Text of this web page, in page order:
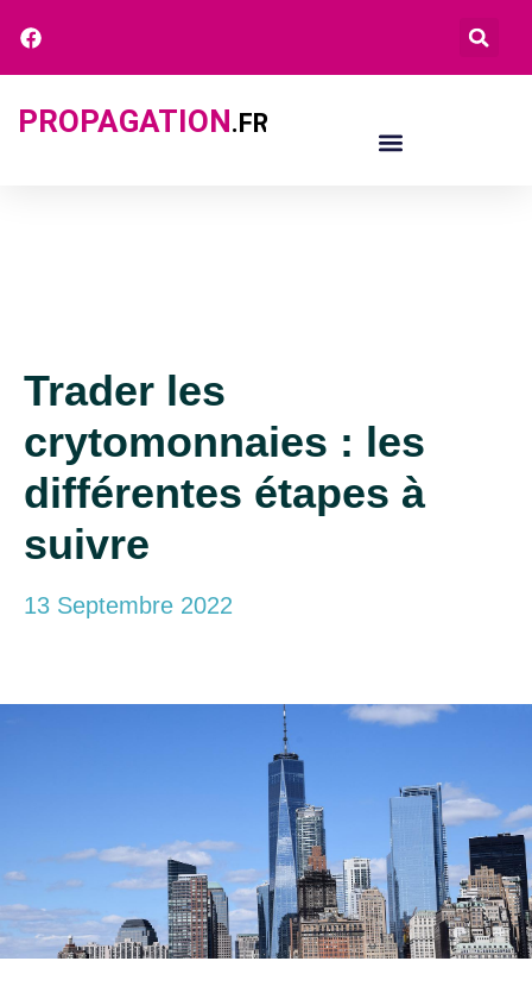
PROPAGATION.FR
Trader les
crytomonnaies : les
différentes étapes à
suivre
13 Septembre 2022